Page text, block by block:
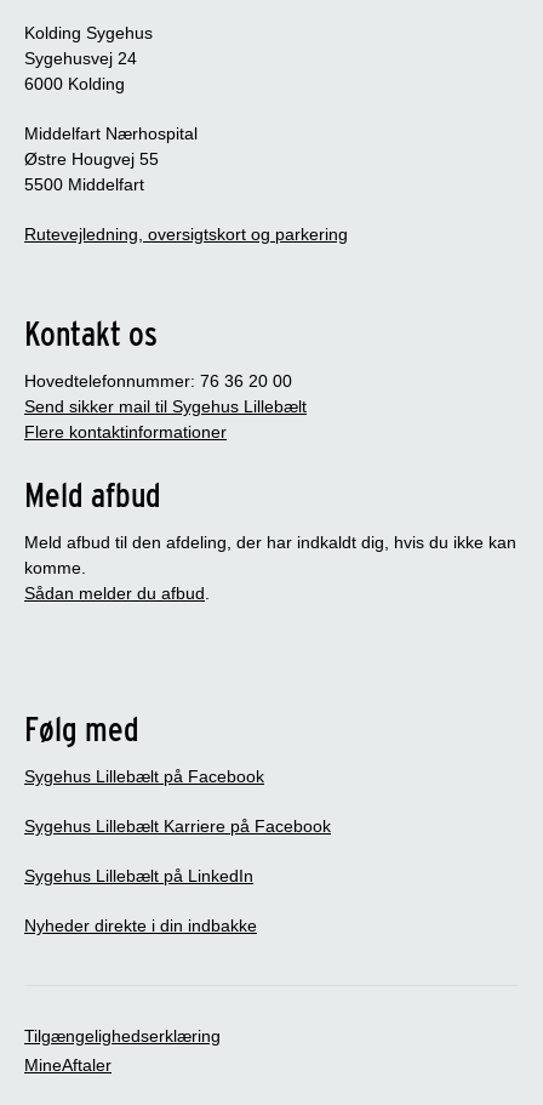
Kolding Sygehus
Sygehusvej 24
6000 Kolding
Middelfart Nærhospital
Østre Hougvej 55
5500 Middelfart
Rutevejledning, oversigtskort og parkering
Kontakt os
Hovedtelefonnummer: 76 36 20 00
Send sikker mail til Sygehus Lillebælt
Flere kontaktinformationer
Meld afbud
Meld afbud til den afdeling, der har indkaldt dig, hvis du ikke kan
komme.
Sådan melder du afbud.
Følg med
Sygehus Lillebælt på Facebook
Sygehus Lillebælt Karriere på Facebook
Sygehus Lillebælt på LinkedIn
Nyheder direkte i din indbakke
Tilgængelighedserklæring
MineAftaler